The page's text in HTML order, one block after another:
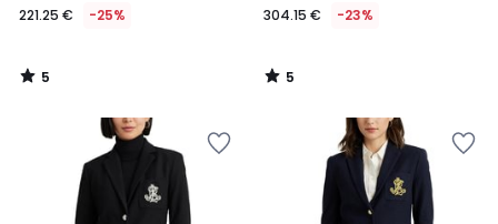
221.25 € -25%
5
/
304.15 € -23%
5
/